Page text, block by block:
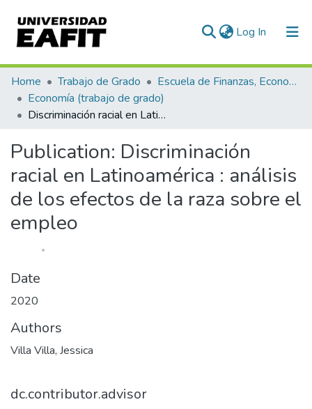
Log In (current)
Communities & Collections
All of DSpace
Home Trabajo de Grado
Escuela de Finanzas, Economía y Gobierno
Economía (trabajo de grado)
Discriminación racial en Latinoamérica : análisis de los efectos de la raza sobre el empleo
Publication: Discriminación
racial en Latinoamérica : análisis
de los efectos de la raza sobre el
empleo
Date
2020
Authors
Villa Villa, Jessica
dc.contributor.advisor